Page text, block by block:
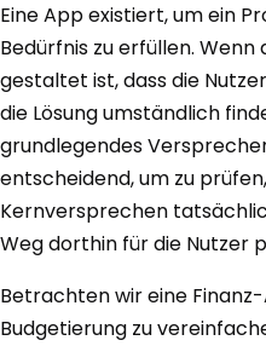
Eine App existiert, um ein
Bedürfnis zu erfüllen. Wenn
gestaltet ist, dass die
die Lösung umständlich
grundlegendes
entscheidend, um zu
Kernversprechen
Weg dorthin für die Nutzer
Betrachten wir eine
Budgetierung zu